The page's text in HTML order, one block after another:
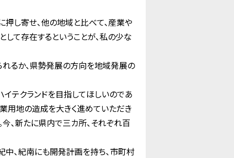
し寄せ、他の地域と比べて、産業や
て存在するということが、私の少な
れるか、県勢発展の方向を地域発展の
テクランドを目指してほしいのであ
業用地の造成を大きく進めていただき
、新たに県内で三カ所、それぞれ百
、紀南にも開発計画を持ち、市町村